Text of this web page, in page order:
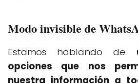
Modo invisible de
Estamos hablando de
opciones que nos
nuestra información a